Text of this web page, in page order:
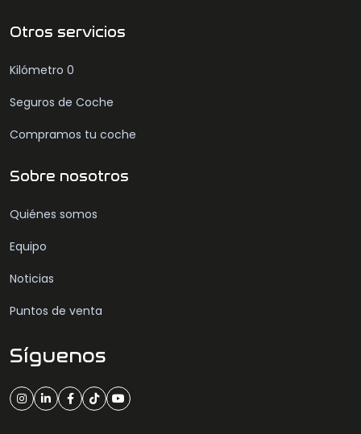
Otros servicios
Kilómetro 0
Seguros de Coche
Compramos tu coche
Sobre nosotros
Quiénes somos
Equipo
Noticias
Puntos de venta
Síguenos